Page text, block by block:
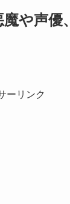
や声優
ーリンク